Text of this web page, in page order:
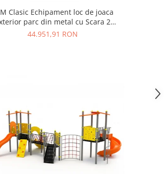
Clasic Echipament loc de joaca
parc din metal cu Scara 2
Tobogane 2 Leagane
44.951,91 RON